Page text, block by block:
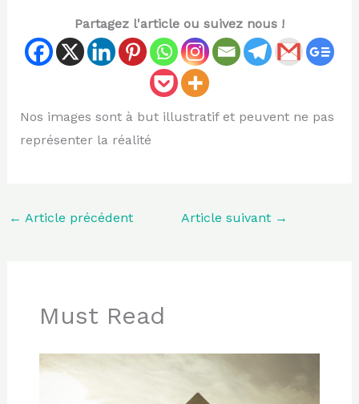
Partagez l'article ou suivez nous !
Nos images sont à but illustratif et peuvent ne pas
représenter la réalité
← Article précédent Article suivant →
Must Read